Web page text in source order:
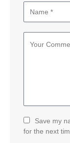
Save my
for the next